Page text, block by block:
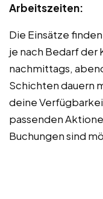
Arbeitszeiten:
Die Einsätze
je nach Bedarf der
nachmittags,
Schichten dauern
deine
passenden
Buchungen sind